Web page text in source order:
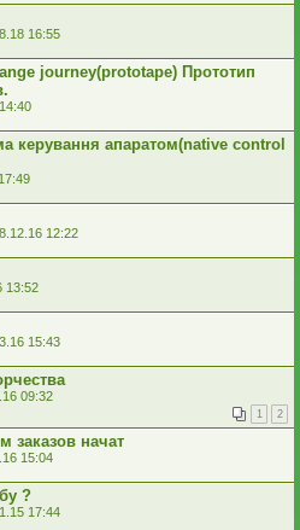
16:55
journey(prototape) Прототип
керування апаратом(native control
12:22
13:52
15:43
09:32
1 2
заказов начат
15:04
?
17:44